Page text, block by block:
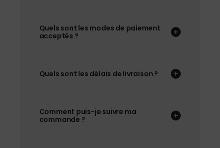
Quels sont les modes de paiement
acceptés ?
Quels sont les délais de livraison ?
Comment puis-je suivre ma
commande ?